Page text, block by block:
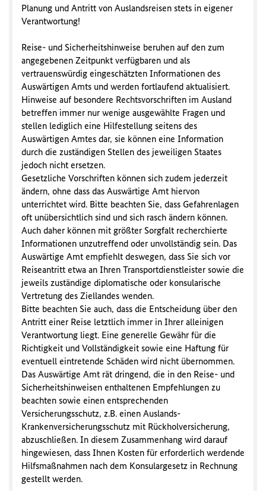
Planung und Antritt von Auslandsreisen stets in eigener
Verantwortung!
Reise- und Sicherheitshinweise beruhen auf den zum
angegebenen Zeitpunkt verfügbaren und als
vertrauenswürdig eingeschätzten Informationen des
Auswärtigen Amts und werden fortlaufend aktualisiert.
Hinweise auf besondere Rechtsvorschriften im Ausland
betreffen immer nur wenige ausgewählte Fragen und
stellen lediglich eine Hilfestellung seitens des
Auswärtigen Amtes dar, sie können eine Information
durch die zuständigen Stellen des jeweiligen Staates
jedoch nicht ersetzen.
Gesetzliche Vorschriften können sich zudem jederzeit
ändern, ohne dass das Auswärtige Amt hiervon
unterrichtet wird. Bitte beachten Sie, dass Gefahrenlagen
oft unübersichtlich sind und sich rasch ändern können.
Auch daher können mit größter Sorgfalt recherchierte
Informationen unzutreffend oder unvollständig sein. Das
Auswärtige Amt empfiehlt deswegen, dass Sie sich vor
Reiseantritt etwa an Ihren Transportdienstleister sowie die
jeweils zuständige diplomatische oder konsularische
Vertretung des Ziellandes wenden.
Bitte beachten Sie auch, dass die Entscheidung über den
Antritt einer Reise letztlich immer in Ihrer alleinigen
Verantwortung liegt. Eine generelle Gewähr für die
Richtigkeit und Vollständigkeit sowie eine Haftung für
eventuell eintretende Schäden wird nicht übernommen.
Das Auswärtige Amt rät dringend, die in den Reise- und
Sicherheitshinweisen enthaltenen Empfehlungen zu
beachten sowie einen entsprechenden
Versicherungsschutz, z.B. einen Auslands-
Krankenversicherungsschutz mit Rückholversicherung,
abzuschließen. In diesem Zusammenhang wird darauf
hingewiesen, dass Ihnen Kosten für erforderlich werdende
Hilfsmaßnahmen nach dem Konsulargesetz in Rechnung
gestellt werden.